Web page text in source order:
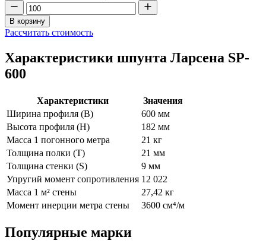
В корзину
Рассчитать стоимость
Характеристики шпунта Ларсена SP-
600
Характеристики
Значения
Ширина профиля (В)
600 мм
Высота профиля (Н)
182 мм
Масса 1 погонного метра
21 кг
Толщина полки (T)
21 мм
Толщина стенки (S)
9 мм
Упругий момент сопротивления 12 022
Масса 1 м² стены
27,42 кг
Момент инерции метра стены
3600 см⁴/м
Популярные марки